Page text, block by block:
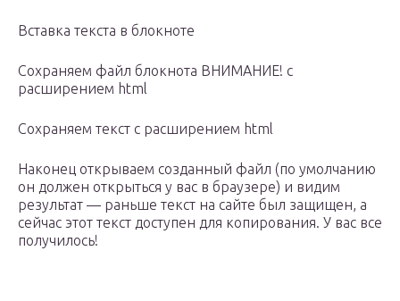
Вставка текста в блокноте
Сохраняем файл блокнота ВНИМАНИЕ! с
расширением html
Сохраняем текст с расширением html
Наконец открываем созданный файл (по умолчанию
он должен открыться у вас в браузере) и видим
результат — раньше текст на сайте был защищен, а
сейчас этот текст доступен для копирования. У вас все
получилось!